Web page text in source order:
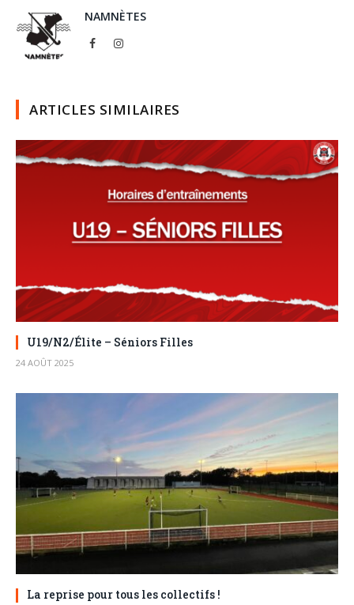
NAMNÈTES
FacebookInstagram
ARTICLES SIMILAIRES
U19/N2/Élite – Séniors Filles
24 AOÛT 2025
La reprise pour tous les collectifs !